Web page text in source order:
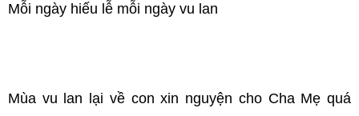
Mỗi ngày hiếu lễ mỗi ngày vu lan
Mùa vu lan lại về con xin nguyện cho Cha Mẹ quá